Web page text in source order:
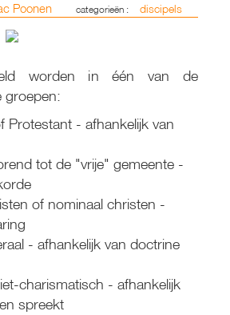
Poonen categorieën : discipels
worden in één van de
groepen:
Protestant - afhankelijk van
tot de "vrije" gemeente -
of nominaal christen -
- afhankelijk van doctrine
charismatisch - afhankelijk
spreekt